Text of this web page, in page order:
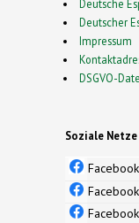
Deutsche
Deutscher
Impressum
DSGVO-
Soziale